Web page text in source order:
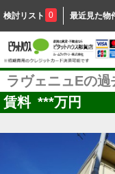
検討リスト 0 最近見た物
ラヴェニュEの
賃料 ***万円